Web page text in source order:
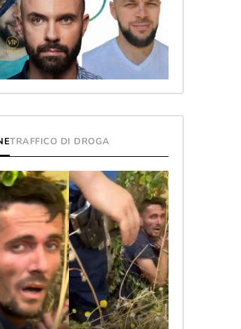
TRAFFICO DI DROGA